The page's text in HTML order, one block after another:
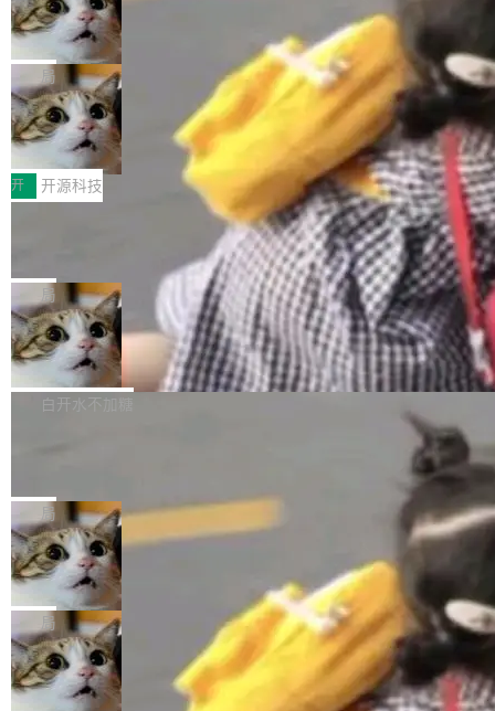
的人一直在用业余...
结果回答问题，而无需将问题转交给搜索引擎。
（<a href="https://bugzilla.mozilla.org/show_
bug.cgi?id=204...
工程师在这件事上没什么可谦虚的——他们用 W
orkers 跑了十年 Isolate。用 CEO Matthew Pri
nce 的话说：「我们一生都在用 Isolate 运行代
码，而 AI Agent 不需要容器，它们需要的是 Iso
late。」 容器为什么不合适 容器的问题在于启动
和销毁都太重了。一个 Agent 要执行的任务可能
只需要几毫秒的 CPU 时间，但容器从冷启动到
就绪要花数秒。如果未来有十...
OpenAI 公开邮件和聊天记录回应苹果
诉讼，称“Apple is getting this wron
g”
上个月，苹果一纸诉状把 OpenAI 告上法庭，指
控其挖角苹果前员工并窃取商业秘密。苹果的诉
状把 OpenAI 描述成一个系统性地从前东家挖
人、套取机密信息的对手。 OpenAI 没发律师
函，也没选择庭外沉默。它在官网贴了一篇博
文，标题只有六个字：Apple is getting this wro
ng。 然后，它把邮件往来和 iMessage 聊天记
录全贴了出来。 他发错人了 苹果外部律师 Gabr
iel Gross 来自 Weil 律所，2 月 23 日下午 5:53
给 OpenAI 总法律顾问 Che Chang 发了封邮
件，附了一封长信，要求 OpenAI 配合调查前苹
果员工带走机密信...
局
HUAWEI MatePad Edge上架WorkBu
ddy鸿蒙PC版，说话就能干活的AI办公
搭子
全能AI工作台WorkBuddy鸿蒙PC版上架HUAWE
I MatePad Edge应用市场，直接下载即可使
用，与鸿蒙电脑上的体验一致。值得一提的是，
这是目前市面上唯一支持平板接入WorkBuddy P
C版的产品，搭载“人机双写”重磅功能——你写
你的，AI写AI的，同屏协作互不干扰。一句话让
AI帮你干活，现在开启全新体验！ 温馨提示：
体验WorkBuddy鸿蒙PC版前，请将 HUAWEI M
atePad Edge 升级至 HarmonyOS 6.1.0.135S
P9 patch03及以上版本。 *升级路径：设置 > 搜
开 开源科技
FFmpeg 9.0 发布：代号“Lei”，以此纪
全球知名开源多媒体框架 FFmpeg 今天正式发
布了 9.0 版本。这个版本除了带来新一代音视频
处理能力和硬件加速支持之外，还有一个特殊之
处：FFmpeg 9.0 的代号是“Lei”。 这个名字，
来自中国开发者雷霄骅（Lei Xiaohua）。 对于
很多中国音视频开发者而言，这个名字并不陌
“启蒙老师”。 而今年，恰好是雷霄骅离世十周
年。FFmpeg 社区最终选择用一个大版本的名
字，留下了这份纪念。 雷霄骅曾是中国传媒大学
数字电视技术方向的博士生，长期从事视频、音
频技...
局
亚马逊成本失控：AI 写代码烧掉 1215
万元，超预算 860%
外媒近日曝光了亚马逊的多份内部报告显示，AI
导致公司在多个项目上超支。《金融时报》报道
编写程序，目标是完成电商平台作者信息与商品
列表的数据匹配 —— 一项常规的数据处理任
务，最终却产生了 180 万美元的账单，实际支出
超出原定预算 860%。 更令人意外的是，该项目
最终并未成功落地，而高额算力消耗持续运行长
达 5 个月，公司直到财务对账时才察觉异常。这
意味着一个无人看管的 AI 程序，在近半年时间
里日夜不停地"烧钱"。 复盘显示，...
白开水不加糖
e CEO Clément Delangue 在 CNBC 的采访里
没有拐弯抹角。他说中国正在赢得 AI 竞赛，而
且按目前的速度，中国 AI 工具预计在今年底或
2027 年就能追上美国前沿实验室的水平。 Dela
ngue 把原因归结为一件事：开放协作。中国的
AI 开发者在一个共享和协作的生态里加速迭代，
而美国模型厂商在"闭门造车"。他的原话是 "buil
ding in silos"——各自为战，互不通气。 这个判
局
当 AI agent 把源码变成了最好的扩展系
统，开发者工具必须开源
五年前，David Crawshaw 问过很多软件工程师
一个问题：你写过什么给自己用的程序？答案几
乎都是没有。工程师们整天用别人写的程序写程
序给别人用。偶尔有人自己写个博客系统、智能
家居控制、家庭实验室，都算稀奇事。 Crawsh
局
DeepSeek Harness 宣布内测邀请，全
网最大规模开源 Agent 路演现场诞生
一条内测招募帖，发出去的时候大概没人想到它